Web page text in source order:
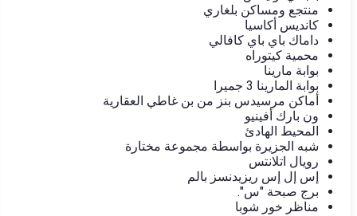
منتجع ومساكن بلغاري
كانديس أكاسيا
داماك باي باي كافالي
محمية كيتوراه
بوابة مارينا
بوابة المارينا 3 جميرا
أماكن مرسيدس بنز من بن غاطي العقارية
ون بارك أفينيو
المحيط الهادئ
شبه الجزيرة بواسطة مجموعة مختارة
رويال اتلانتس
إس إل إس ريزيدنسز بالم
برج صبحة "س".
مناظر خور شوبا